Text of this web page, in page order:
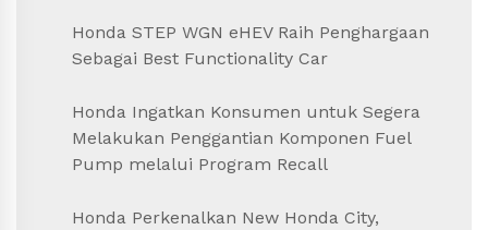
Honda STEP WGN eHEV Raih Penghargaan
Sebagai Best Functionality Car
Honda Ingatkan Konsumen untuk Segera
Melakukan Penggantian Komponen Fuel
Pump melalui Program Recall
Honda Perkenalkan New Honda City,